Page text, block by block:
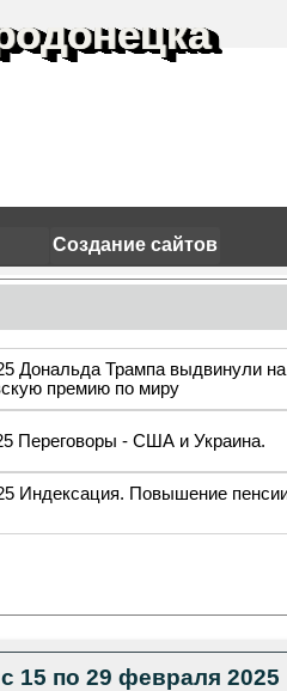
Создание сайтов
Дональда Трампа выдвинули на
премию по миру
Переговоры - США и Украина.
Индексация. Повышение
15 по 29 февраля 2025